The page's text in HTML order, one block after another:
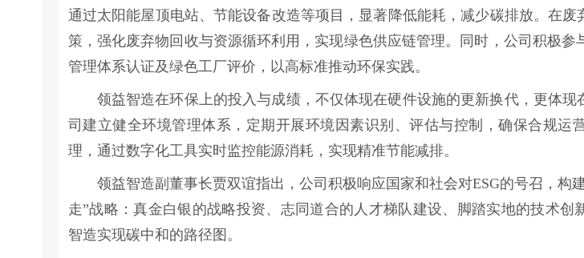
通过太阳能屋顶电站、节能设备改造等项目，显著降低能耗，减少碳排放。在
策，强化废弃物回收与资源循环利用，实现绿色供应链管理。同时，公司积极参
管理体系认证及绿色工厂评价，以高标准推动环保实践。
领益智造在环保上的投入与成绩，不仅体现在硬件设施的更新换代，更体
司建立健全环境管理体系，定期开展环境因素识别、评估与控制，确保合规运
理，通过数字化工具实时监控能源消耗，实现精准节能减排。
领益智造副董事长贾双谊指出，公司积极响应国家和社会对ESG的号召，构
走”战略：真金白银的战略投资、志同道合的人才梯队建设、脚踏实地的技术创
智造实现碳中和的路径图。